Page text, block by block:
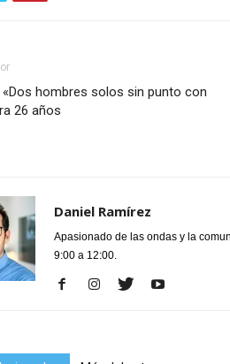
hombres solos sin punto con
26 años
Daniel Ramírez
Apasionado de las ondas y la
9:00 a 12:00.